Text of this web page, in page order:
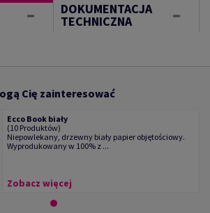
DOKUMENTACJA
TECHNICZNA
Cię zainteresować
Ecco Book biały
(10 Produktów)
Niepowlekany, drzewny biały papier objętościowy.
Wyprodukowany w 100% z ...
Zobacz więcej